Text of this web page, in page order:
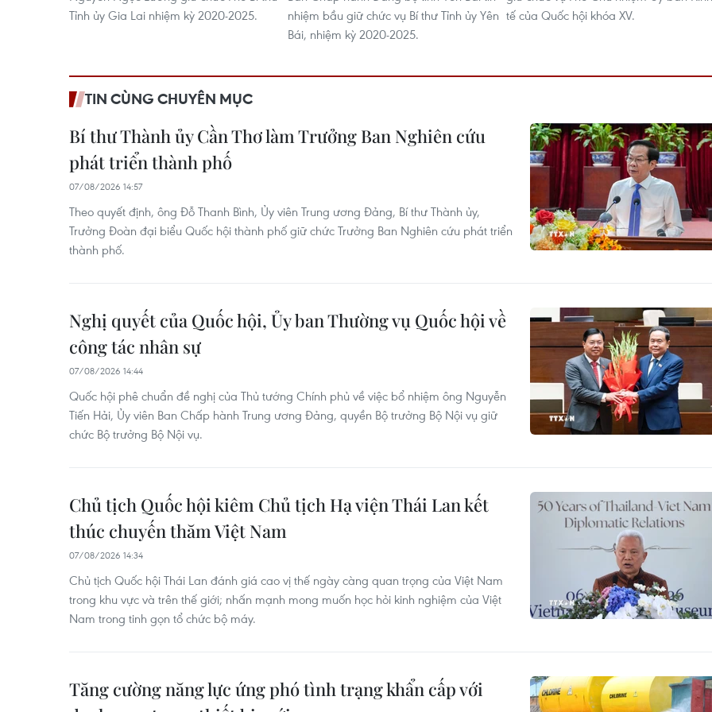
Tỉnh ủy Gia Lai nhiệm kỳ 2020-2025.
nhiệm bầu giữ chức vụ Bí thư Tỉnh ủy Yên
Bái, nhiệm kỳ 2020-2025.
tế của Quốc hội khóa XV.
TIN CÙNG CHUYÊN MỤC
Bí thư Thành ủy Cần Thơ làm Trưởng Ban Nghiên cứu
phát triển thành phố
07/08/2026 14:57
Theo quyết định, ông Đỗ Thanh Bình, Ủy viên Trung ương Đảng, Bí thư Thành ủy,
Trưởng Đoàn đại biểu Quốc hội thành phố giữ chức Trưởng Ban Nghiên cứu phát triển
thành phố.
Nghị quyết của Quốc hội, Ủy ban Thường vụ Quốc hội về
công tác nhân sự
07/08/2026 14:44
Quốc hội phê chuẩn đề nghị của Thủ tướng Chính phủ về việc bổ nhiệm ông Nguyễn
Tiến Hải, Ủy viên Ban Chấp hành Trung ương Đảng, quyền Bộ trưởng Bộ Nội vụ giữ
chức Bộ trưởng Bộ Nội vụ.
Chủ tịch Quốc hội kiêm Chủ tịch Hạ viện Thái Lan kết
thúc chuyến thăm Việt Nam
07/08/2026 14:34
Chủ tịch Quốc hội Thái Lan đánh giá cao vị thế ngày càng quan trọng của Việt Nam
trong khu vực và trên thế giới; nhấn mạnh mong muốn học hỏi kinh nghiệm của Việt
Nam trong tinh gọn tổ chức bộ máy.
Tăng cường năng lực ứng phó tình trạng khẩn cấp với